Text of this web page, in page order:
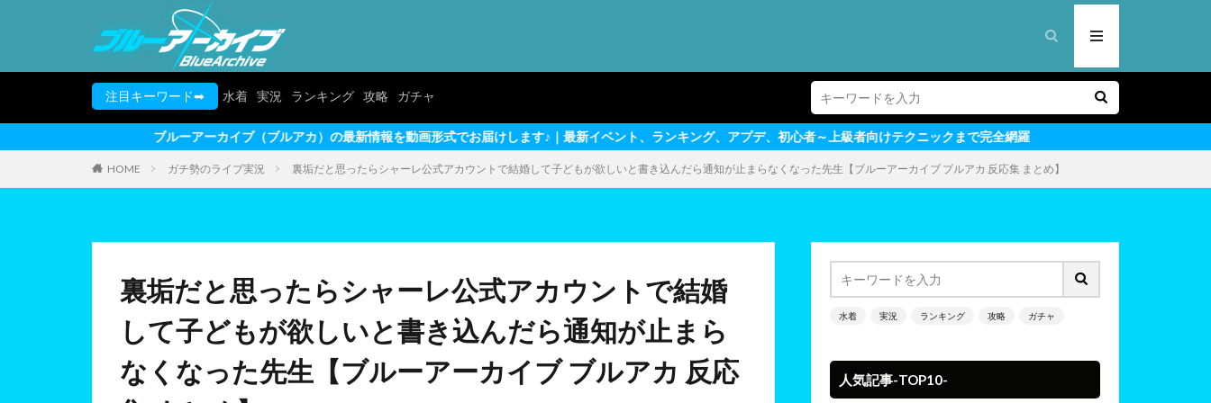
注目キーワード➡ 水着 実況 ランキング 攻略 ガチャ
ブルーアーカイブ（ブルアカ）の最新情報を動画形式でお届けします♪｜最新イベント、ランキング、アプデ、初心者～上級者向けテクニックまで完全網羅
HOME ガチ勢のライブ実況 裏垢だと思ったらシャーレ公式アカウントで結婚して子どもが欲しいと書き込んだら通知が止まらなくなった先生【ブルーアーカイブ ブルアカ 反応集 まとめ】
裏垢だと思ったらシャーレ公式アカウントで結婚
して子どもが欲しいと書き込んだら通知が止まら
なくなった先生【ブルーアーカイブ ブルアカ 反応
水着 実況 ランキング 攻略 ガチャ
人気記事-TOP10-